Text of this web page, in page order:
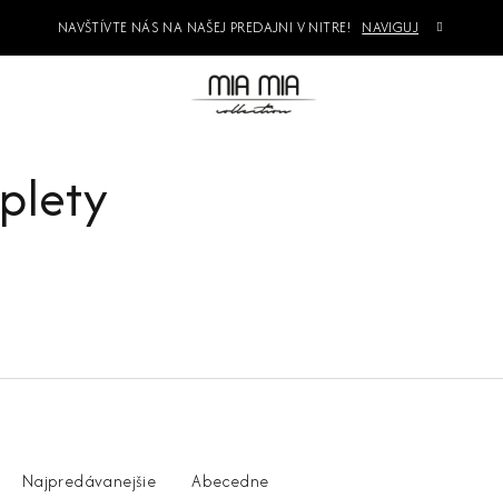
NAVŠTÍVTE NÁS NA NAŠEJ PREDAJNI V NITRE! NAVIGUJ
Najpredávanejšie Abecedne